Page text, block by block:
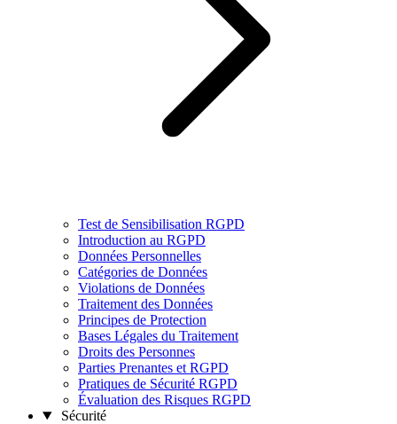
Test de Sensibilisation RGPD
Introduction au RGPD
Données Personnelles
Catégories de Données
Violations de Données
Traitement des Données
Principes de Protection
Bases Légales du Traitement
Droits des Personnes
Parties Prenantes et RGPD
Pratiques de Sécurité RGPD
Évaluation des Risques RGPD
Sécurité